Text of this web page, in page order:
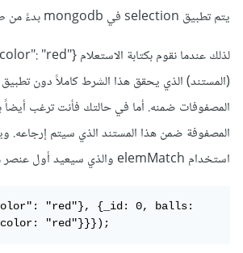
يتم تطبيق selection في mongodb بدءً من طبقة المستندات.
(المستند) الذي يحقق هذا الشرط كاملاً دون
المصفوفات ضمنه. أما في حالتك فأنت ترغب أيضاً
المصفوفة ضمن هذا المستند الذي سيتم إرجاعه.
استخدام elemMatch والذي سيعيد أول عنصر محقق لهذا الشرط فقط:
"red"}, {_id: 0, balls:
{color: "red"}}});